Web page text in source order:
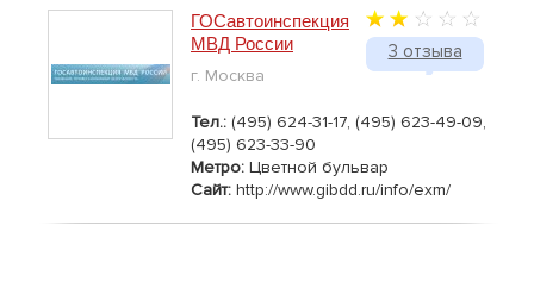
3 отзыва
ГОСавтоинспекция
МВД России
г. Москва
Тел.: (495) 624-31-17, (495) 623-49-09,
(495) 623-33-90
Метро: Цветной бульвар
Сайт: http://www.gibdd.ru/info/exm/